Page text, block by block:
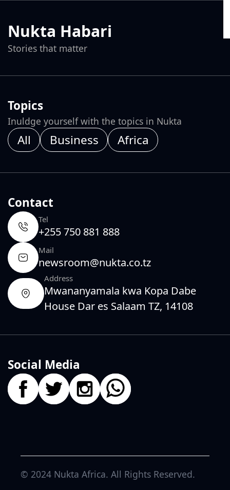
Nukta Habari
Stories that matter
Topics
Inuldge yourself with the topics in Nukta
All Business Africa
Contact
Tel
+255 750 881 888
Mail
newsroom@nukta.co.tz
Address
Mwananyamala kwa Kopa Dabe
House Dar es Salaam TZ, 14108
Social Media
© 2024 Nukta Africa. All Rights Reserved.